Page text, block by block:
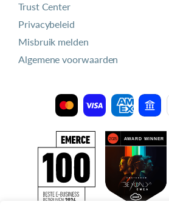
Trust Center
Privacybeleid
Misbruik melden
Algemene voorwaarden